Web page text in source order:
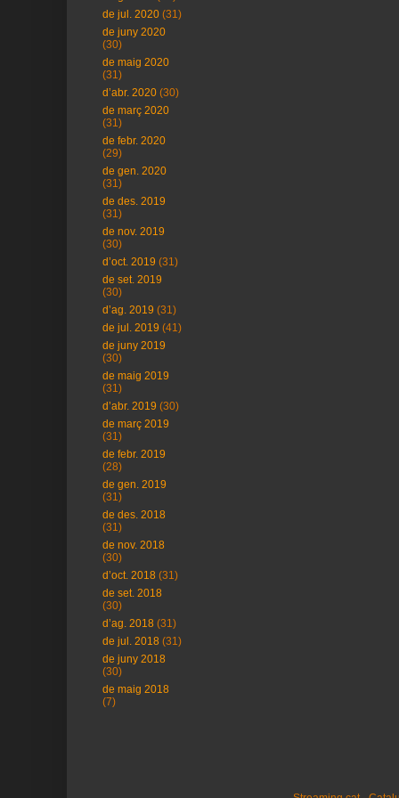
de jul. 2020 (31)
de juny 2020
(30)
de maig 2020
(31)
d’abr. 2020 (30)
de març 2020
(31)
de febr. 2020
(29)
de gen. 2020
(31)
de des. 2019
(31)
de nov. 2019
(30)
d’oct. 2019 (31)
de set. 2019
(30)
d’ag. 2019 (31)
de jul. 2019 (41)
de juny 2019
(30)
de maig 2019
(31)
d’abr. 2019 (30)
de març 2019
(31)
de febr. 2019
(28)
de gen. 2019
(31)
de des. 2018
(31)
de nov. 2018
(30)
d’oct. 2018 (31)
de set. 2018
(30)
d’ag. 2018 (31)
de jul. 2018 (31)
de juny 2018
(30)
de maig 2018
(7)